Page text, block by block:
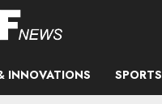
INNOVATIONS SPORTS